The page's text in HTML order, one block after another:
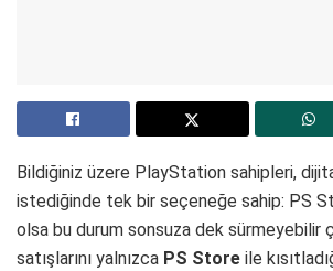
Bildiğiniz üzere PlayStation sahipleri,
istediğinde tek bir seçeneğe sahip: PS
olsa bu durum sonsuza dek sürmeyebilir
satışlarını yalnızca PS Store ile